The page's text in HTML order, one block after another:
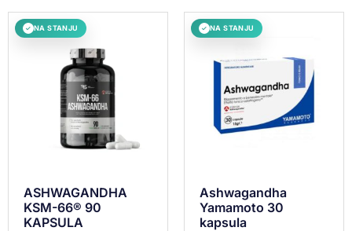
✓ NA STANJU
ASHWAGANDHA
KSM-66® 90
KAPSULA
✓ NA STANJU
Ashwagandha
Yamamoto 30
kapsula